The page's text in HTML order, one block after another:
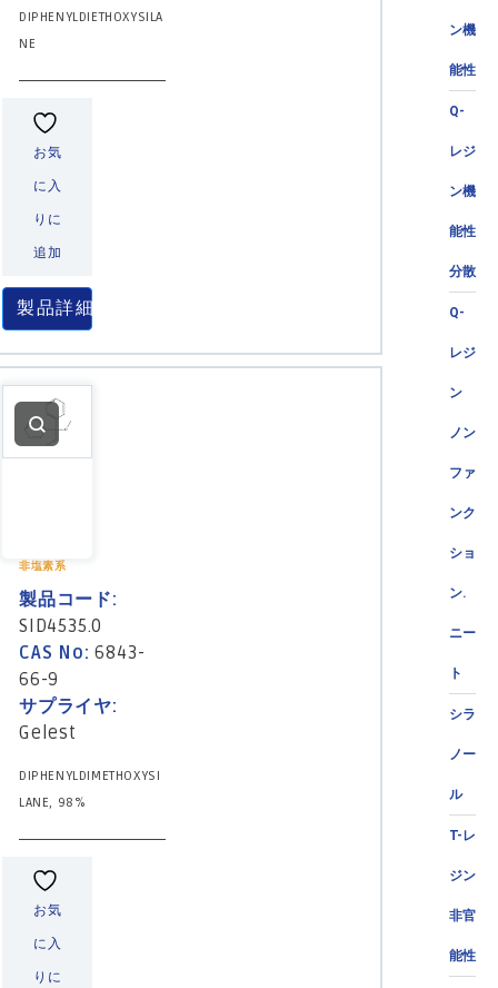
ン機
能性
Q-
レジ
ン機
能性
分散
Q-
レジ
ン
ノン
ファ
ンク
ショ
ン.
ニー
ト
シラ
ノー
ル
T-レ
ジン
非官
能性
DIPHENYLDIETHOXYSILA
NE
お気
に入
りに
追加
製品詳細
非塩素系
製品コード:
SID4535.0
CAS No:6843-
66-9
サプライヤ:
Gelest
DIPHENYLDIMETHOXYSI
LANE, 98%
お気
に入
りに